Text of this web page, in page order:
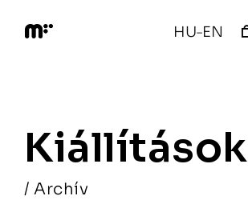
content
r
HU–EN
Kiállítások
/ Archív